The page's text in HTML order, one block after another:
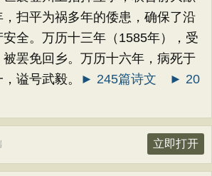
扫平为祸多年的倭患，确保了沿
全。万历十三年（1585年），受
罢免回乡。万历十六年，病死于
谥号武毅。
► 245篇诗文
► 20
立即打开